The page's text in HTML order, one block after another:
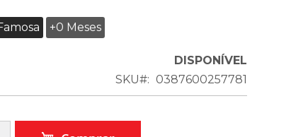
+0 Meses
DISPONÍVEL
SKU
0387600257781